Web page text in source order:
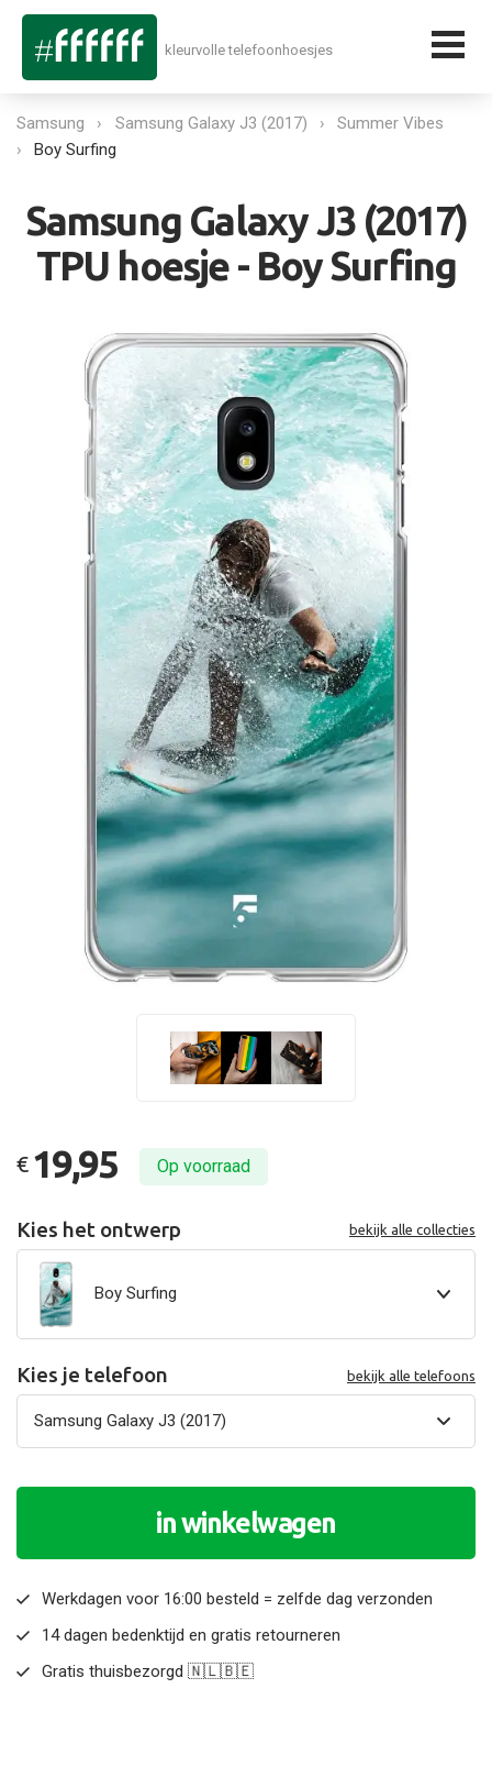
kleurvolle telefoonhoesjes
Samsung Samsung Galaxy J3 (2017)
Summer Vibes
Boy Surfing
Samsung Galaxy J3 (2017)
TPU hoesje - Boy Surfing
€ 19,95 Op voorraad
Kies het ontwerp bekijk alle collecties
Boy Surfing
Kies je telefoon bekijk alle telefoons
in winkelwagen
Werkdagen voor 16:00 besteld = zelfde dag verzonden
14 dagen bedenktijd en gratis retourneren
Gratis thuisbezorgd 🇳🇱🇧🇪